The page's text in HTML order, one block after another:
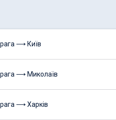
⟶ Київ
⟶ Миколаїв
⟶ Харків